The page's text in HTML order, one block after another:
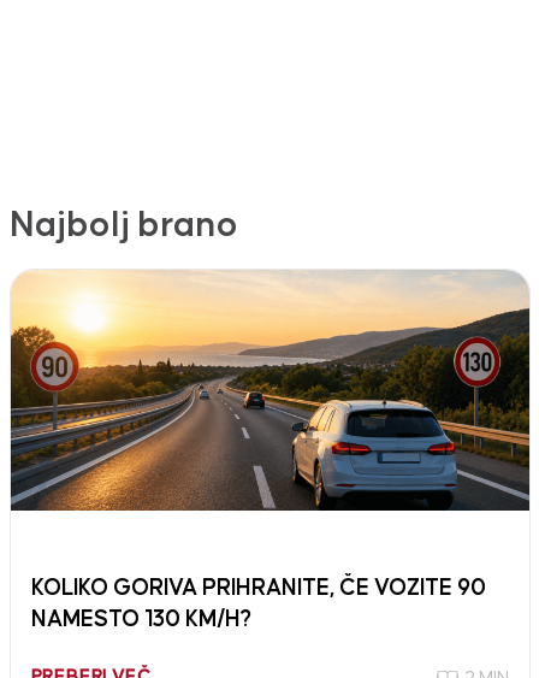
Najbolj brano
KOLIKO GORIVA PRIHRANITE, ČE VOZITE 90
NAMESTO 130 KM/H?